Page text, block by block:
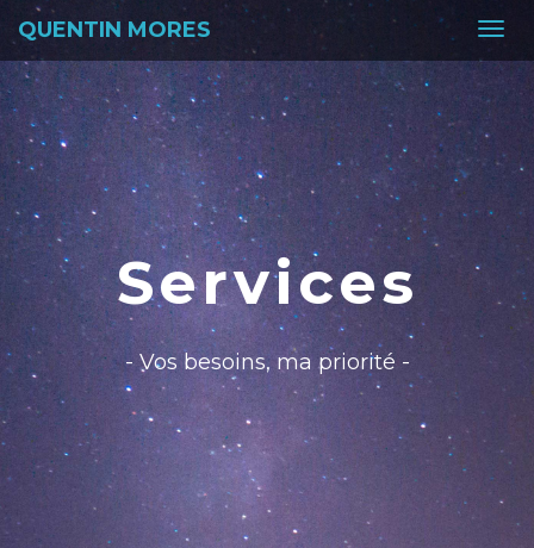
QUENTIN MORES
Services
- Vos besoins, ma priorité -